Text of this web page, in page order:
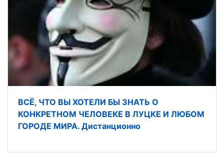
ВСЁ, ЧТО ВЫ ХОТЕЛИ БЫ ЗНАТЬ О
КОНКРЕТНОМ ЧЕЛОВЕКЕ В ЛУЦКЕ И ЛЮБОМ
ГОРОДЕ МИРА. Дистанционно